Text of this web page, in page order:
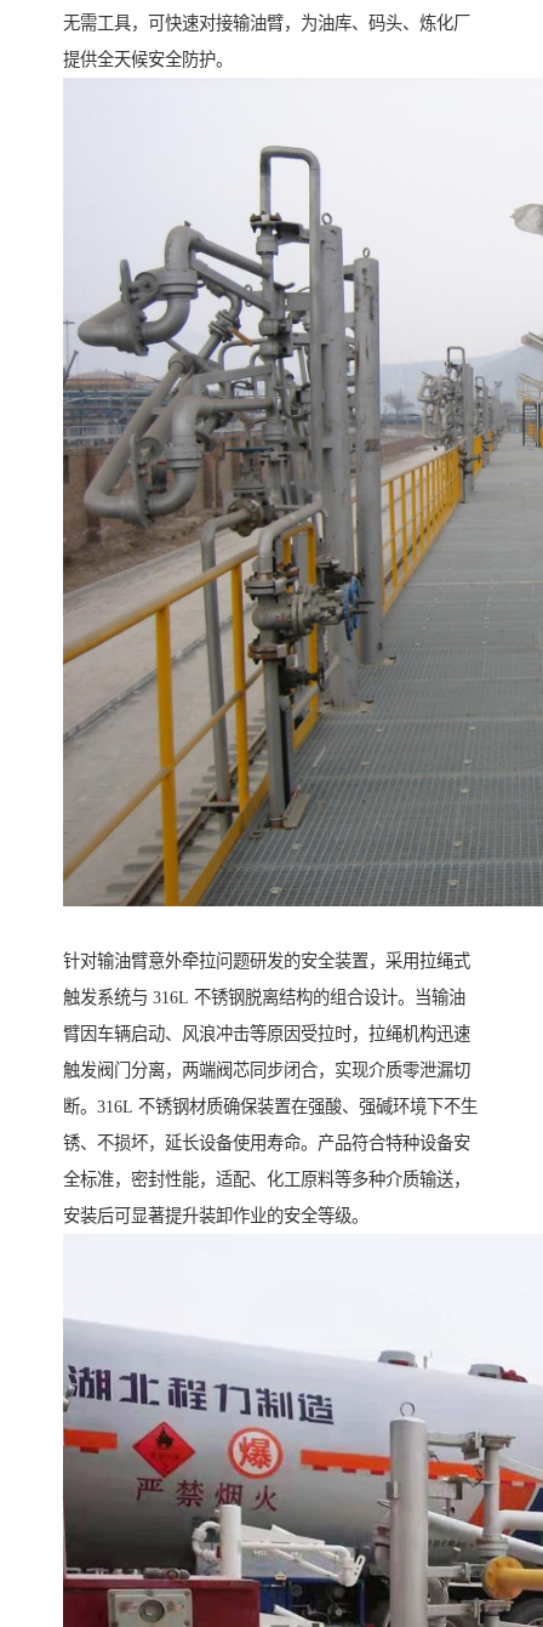
无需工具，可快速对接输油臂，为油库、码头、炼化厂
提供全天候安全防护。
针对输油臂意外牵拉问题研发的安全装置，采用拉绳式
触发系统与 316L 不锈钢脱离结构的组合设计。当输油
臂因车辆启动、风浪冲击等原因受拉时，拉绳机构迅速
触发阀门分离，两端阀芯同步闭合，实现介质零泄漏切
断。316L 不锈钢材质确保装置在强酸、强碱环境下不生
锈、不损坏，延长设备使用寿命。产品符合特种设备安
全标准，密封性能，适配、化工原料等多种介质输送，
安装后可显著提升装卸作业的安全等级。